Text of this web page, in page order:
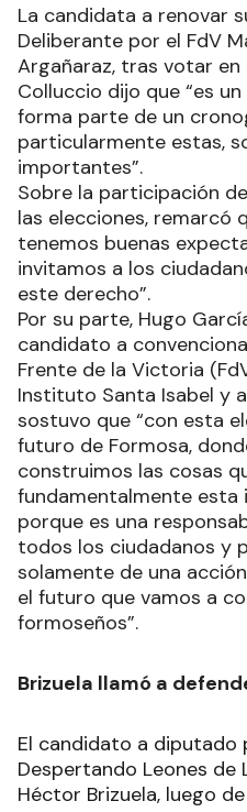
La candidata a renovar
Deliberante por el FdV
Argañaraz, tras votar
Colluccio dijo que “es
forma parte de un
particularmente estas,
importantes”.
Sobre la participación
las elecciones, remarcó
tenemos buenas
invitamos a los
este derecho”.
Por su parte, Hugo
candidato a
Frente de la Victoria
Instituto Santa Isabel y
sostuvo que “con esta
futuro de Formosa,
construimos las cosas
fundamentalmente esta
porque es una
todos los ciudadanos y
solamente de una
el futuro que vamos a
formoseños”.
Brizuela llamó a
El candidato a diputado
Despertando Leones de
Héctor Brizuela, luego